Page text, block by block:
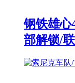
钢铁雄
部解锁/联